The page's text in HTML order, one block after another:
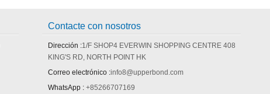
Contacte con nosotros
Dirección :1/F SHOP4 EVERWIN SHOPPING CENTRE 408
KING'S RD, NORTH POINT HK
Correo electrónico :info8@upperbond.com
WhatsApp : +85266707169